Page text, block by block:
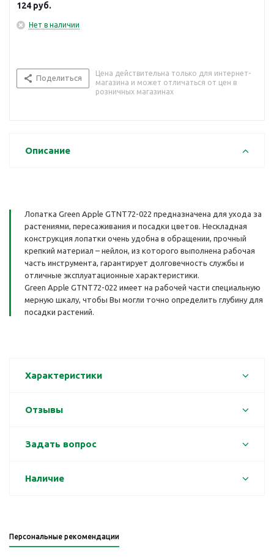
124 руб.
Нет в наличии
Поделиться
Цена действительна только для интернет-
магазина и может отличаться от цен в
розничных магазинах
Описание
Лопатка Green Apple GTNT72-022 предназначена для ухода за
растениями, пересаживания и посадки цветов. Нескладная
конструкция лопатки очень удобна в обращении, прочный
крепкий материал – нейлон, из которого выполнена рабочая
часть инструмента, гарантирует долговечность службы и
отличные эксплуатационные характеристики.
Green Apple GTNT72-022 имеет на рабочей части специальную
мерную шкалу, чтобы Вы могли точно определить глубину для
посадки растений.
Характеристики
Отзывы
Задать вопрос
Наличие
Персональные рекомендации